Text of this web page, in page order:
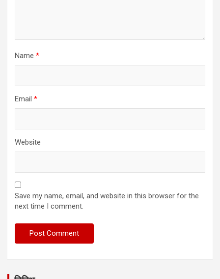
Name *
Email *
Website
Save my name, email, and website in this browser for the
next time I comment.